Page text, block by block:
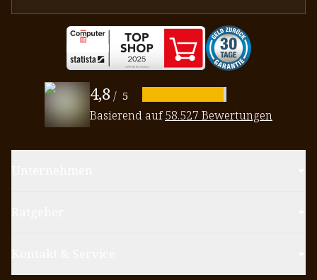
4,8/ 5
Basierend auf58.527 Bewertungen